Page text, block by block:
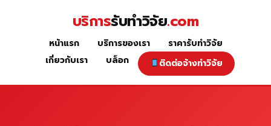
หน้าแรก
บริการรับทำวิจัย.com
หน้าแรก บริการของเรา
ราคารับทำวิจัย
เกี่ยวกับเรา
บล็อก ติดต่อจ้างทำวิจัย